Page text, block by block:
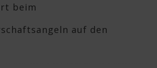
beim
auf den